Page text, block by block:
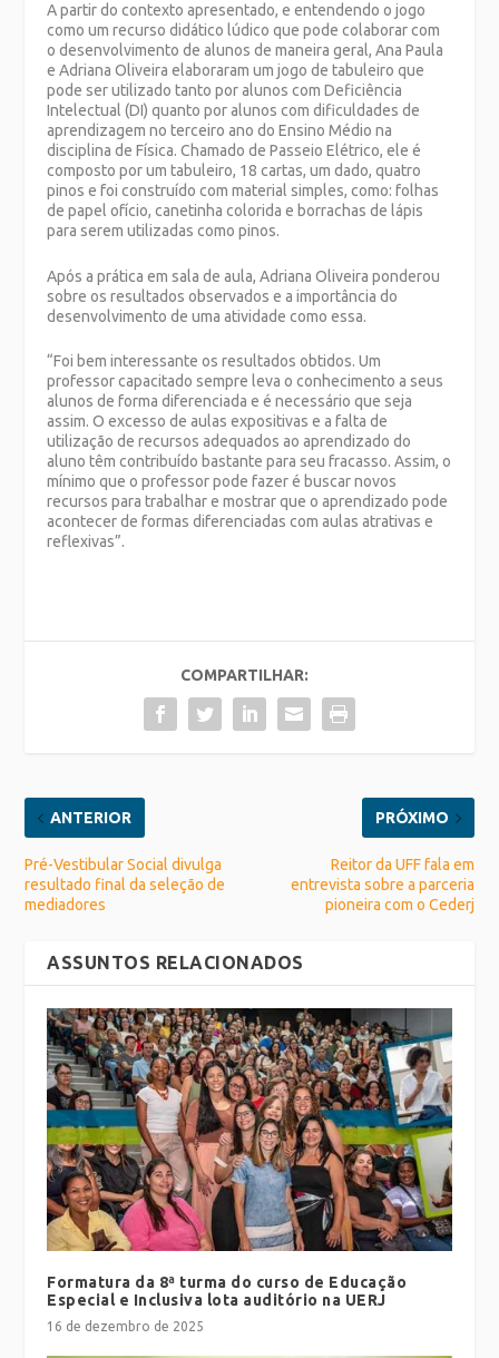
A partir do contexto apresentado, e entendendo o jogo
como um recurso didático lúdico que pode colaborar com
o desenvolvimento de alunos de maneira geral, Ana Paula
e Adriana Oliveira elaboraram um jogo de tabuleiro que
pode ser utilizado tanto por alunos com Deficiência
Intelectual (DI) quanto por alunos com dificuldades de
aprendizagem no terceiro ano do Ensino Médio na
disciplina de Física. Chamado de Passeio Elétrico, ele é
composto por um tabuleiro, 18 cartas, um dado, quatro
pinos e foi construído com material simples, como: folhas
de papel ofício, canetinha colorida e borrachas de lápis
para serem utilizadas como pinos.
Após a prática em sala de aula, Adriana Oliveira ponderou
sobre os resultados observados e a importância do
desenvolvimento de uma atividade como essa.
“Foi bem interessante os resultados obtidos. Um
professor capacitado sempre leva o conhecimento a seus
alunos de forma diferenciada e é necessário que seja
assim. O excesso de aulas expositivas e a falta de
utilização de recursos adequados ao aprendizado do
aluno têm contribuído bastante para seu fracasso. Assim, o
mínimo que o professor pode fazer é buscar novos
recursos para trabalhar e mostrar que o aprendizado pode
acontecer de formas diferenciadas com aulas atrativas e
reflexivas”.
COMPARTILHAR:
ANTERIOR
Pré-Vestibular Social divulga
resultado final da seleção de
mediadores
PRÓXIMO
Reitor da UFF fala em
entrevista sobre a parceria
pioneira com o Cederj
ASSUNTOS RELACIONADOS
Formatura da 8ª turma do curso de Educação
Especial e Inclusiva lota auditório na UERJ
16 de dezembro de 2025